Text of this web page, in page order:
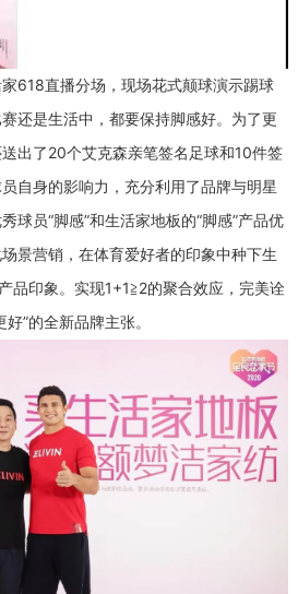
618直播分场，现场花式颠球演示踢球
还是生活中，都要保持脚感好。为了更
出了20个艾克森亲笔签名足球和10件签
自身的影响力，充分利用了品牌与明星
球员“脚感”和生活家地板的“脚感”产品优
景营销，在体育爱好者的印象中种下生
品印象。实现1+1≧2的聚合效应，完美诠
”的全新品牌主张。